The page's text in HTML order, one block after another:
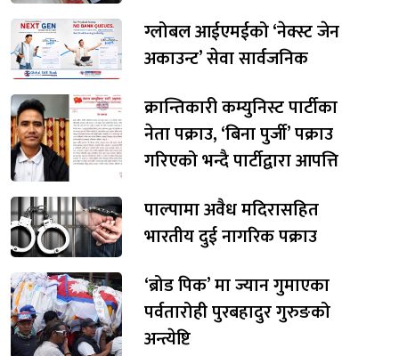
ग्लोबल आईएमईको ‘नेक्स्ट जेन
अकाउन्ट’ सेवा सार्वजनिक
क्रान्तिकारी कम्युनिस्ट पार्टीका
नेता पक्राउ, ‘बिना पुर्जी’ पक्राउ
गरिएको भन्दै पार्टीद्वारा आपत्ति
पाल्पामा अवैध मदिरासहित
भारतीय दुई नागरिक पक्राउ
‘ब्रोड पिक’ मा ज्यान गुमाएका
पर्वतारोही पुरबहादुर गुरुङको
अन्त्येष्टि